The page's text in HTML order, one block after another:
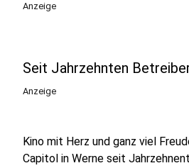
Anzeige
Seit Jahrzehnten
Anzeige
Kino mit Herz und ganz viel
Capitol in Werne seit